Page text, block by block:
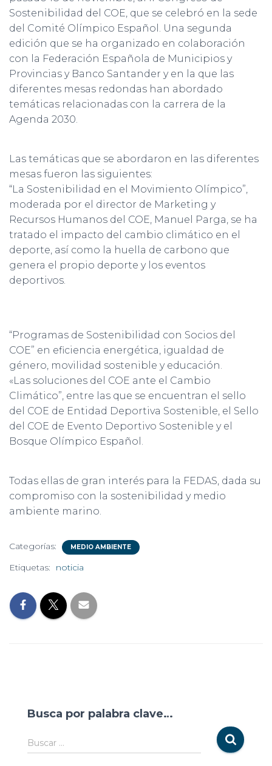
Sostenibilidad del COE, que se celebró en la sede
del Comité Olímpico Español. Una segunda
edición que se ha organizado en colaboración
con la Federación Española de Municipios y
Provincias y Banco Santander y en la que las
diferentes mesas redondas han abordado
temáticas relacionadas con la carrera de la
Agenda 2030.
Las temáticas que se abordaron en las diferentes
mesas fueron las siguientes:
“La Sostenibilidad en el Movimiento Olímpico”,
moderada por el director de Marketing y
Recursos Humanos del COE, Manuel Parga, se ha
tratado el impacto del cambio climático en el
deporte, así como la huella de carbono que
genera el propio deporte y los eventos
deportivos.
“Programas de Sostenibilidad con Socios del
COE” en eficiencia energética, igualdad de
género, movilidad sostenible y educación.
«Las soluciones del COE ante el Cambio
Climático”, entre las que se encuentran el sello
del COE de Entidad Deportiva Sostenible, el Sello
del COE de Evento Deportivo Sostenible y el
Bosque Olímpico Español.
Todas ellas de gran interés para la FEDAS, dada su
compromiso con la sostenibilidad y medio
ambiente marino.
Categorías: MEDIO AMBIENTE
Etiquetas: noticia
Busca por palabra clave…
Buscar …